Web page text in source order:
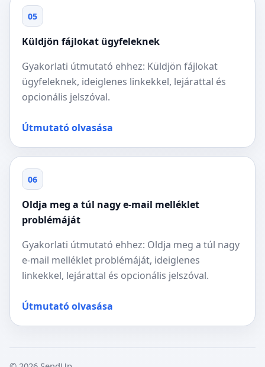
05
Küldjön fájlokat ügyfeleknek
Gyakorlati útmutató ehhez: Küldjön fájlokat
ügyfeleknek, ideiglenes linkekkel, lejárattal és
opcionális jelszóval.
Útmutató olvasása
06
Oldja meg a túl nagy e-mail melléklet
problémáját
Gyakorlati útmutató ehhez: Oldja meg a túl nagy
e-mail melléklet problémáját, ideiglenes
linkekkel, lejárattal és opcionális jelszóval.
Útmutató olvasása